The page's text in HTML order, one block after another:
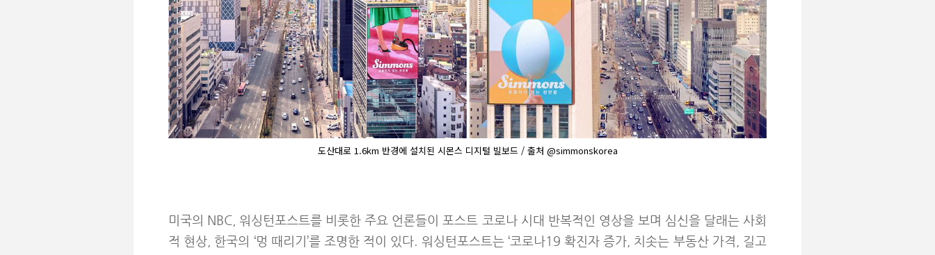
도산대로 1.6km 반경에 설치된 시몬스 디지털 빌보드 / 출처 @simmonskorea
미국의 NBC, 워싱턴포스트를 비롯한 주요 언론들이 포스트 코로나 시대 반복적인 영상을 보며 심신을 달래는 사회
적 현상, 한국의 ‘멍 때리기’를 조명한 적이 있다. 워싱턴포스트는 ‘코로나19 확진자 증가, 치솟는 부동산 가격, 길고